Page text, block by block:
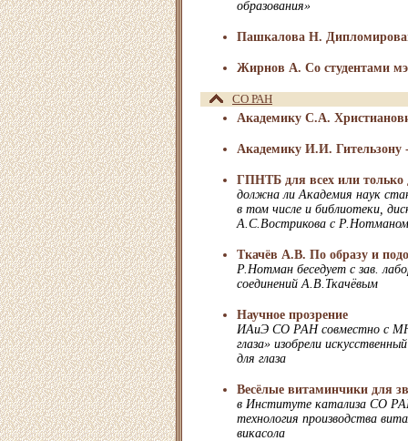
образования»
Пашкалова Н.
Жирнов А. Со студентами
СО РАН
Академику С.А.
Академику И.И. Гительзону
ГПНТБ для всех или только
должна ли Академия наук
в том числе и библиотеки,
А.С.Вострикова с Р.Нотманом
Ткачёв А.В. По образу и
Р.Нотман беседует с зав.
соединений А.В.Ткачёвым
Научное прозрение
ИАиЭ СО РАН совместно с
глаза» изобрели
для глаза
Весёлые витаминчики для
в Институте катализа СО
технология производства
викасола